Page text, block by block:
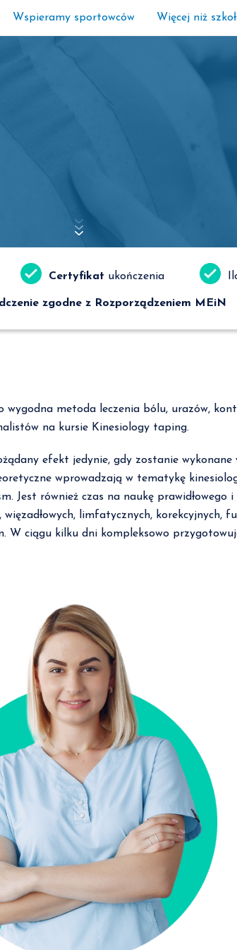
Wspieramy sportowców Więcej niż
Certyfikat ukończenia
zgodne z Rozporządzeniem MEiN
metoda leczenia bólu, urazów,
na kursie Kinesiology taping.
efekt jedynie, gdy zostanie
wprowadzają w tematykę
Jest również czas na naukę prawidłowego
limfatycznych, korekcyjnych,
ciągu kilku dni kompleksowo